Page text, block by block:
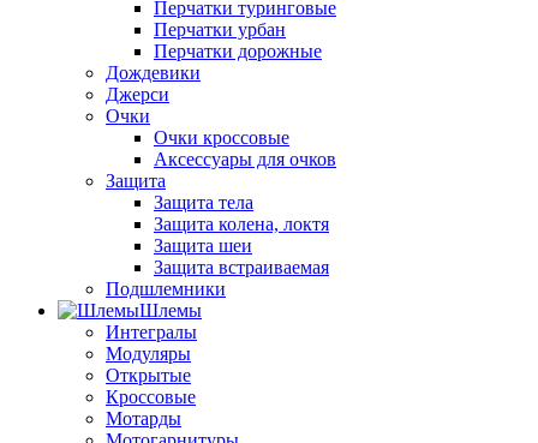
Перчатки туринговые
Перчатки урбан
Перчатки дорожные
Дождевики
Джерси
Очки
Очки кроссовые
Аксессуары для очков
Защита
Защита тела
Защита колена, локтя
Защита шеи
Защита встраиваемая
Подшлемники
Шлемы
Интегралы
Модуляры
Открытые
Кроссовые
Мотарды